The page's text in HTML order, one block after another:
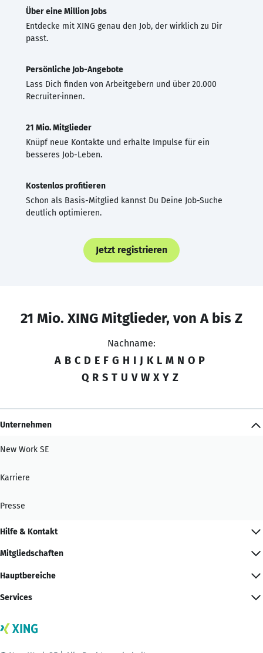
Über eine Million Jobs
Entdecke mit XING genau den Job, der wirklich zu Dir
passt.
Persönliche Job-Angebote
Lass Dich finden von Arbeitgebern und über 20.000
Recruiter·innen.
21 Mio. Mitglieder
Knüpf neue Kontakte und erhalte Impulse für ein
besseres Job-Leben.
Kostenlos profitieren
Schon als Basis-Mitglied kannst Du Deine Job-Suche
deutlich optimieren.
Jetzt registrieren
21 Mio. XING Mitglieder, von A bis Z
Nachname:
A B C D E F G H I J K L M N O P
Q R S T U V W X Y Z
Unternehmen
New Work SE
Karriere
Presse
Hilfe & Kontakt
Mitgliedschaften
Hauptbereiche
Services